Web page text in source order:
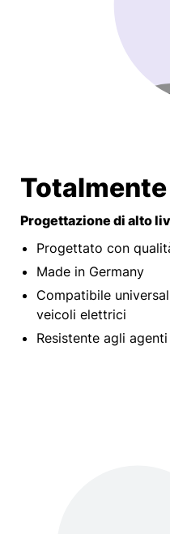
Progettazione di alto
Progettato con
Made in Germany
Compatibile
veicoli elettrici
Resistente agli